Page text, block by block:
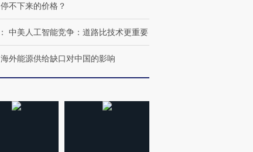
停不下来的价格？
： 中美人工智能竞争：道路比技术更重要
海外能源供给缺口对中国的影响